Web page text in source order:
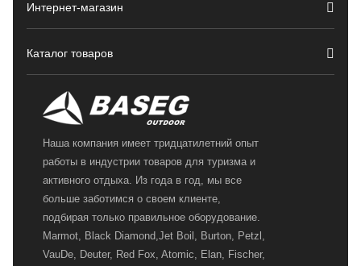
Интернет-магазин
Каталог товаров
Наша компания имеет тридцатилетний опыт
работы в индустрии товаров для туризма и
активного отдыха. Из года в год, мы все
больше заботимся о своем клиенте,
подбирая только правильное оборудование.
Marmot, Black Diamond,Jet Boil, Burton, Petzl,
VauDe, Deuter, Red Fox, Atomic, Elan, Fischer,